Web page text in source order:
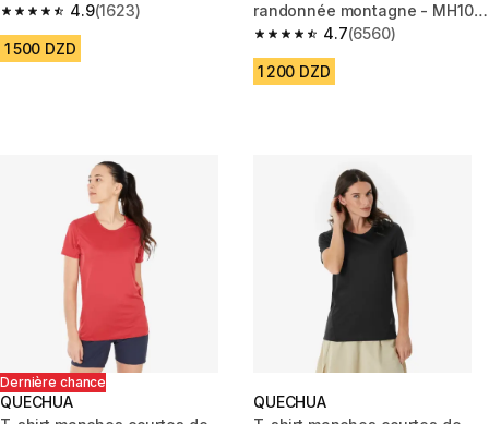
4.9
4.9 out of 5 stars from 1623 reviews
(1623)
1 500 DZD
randonnée montagne - MH100
- Femme 4.7
4.7 out of 5 stars from 6560
(6560)
1 200 DZD
Dernière chance
QUECHUA
QUECHUA